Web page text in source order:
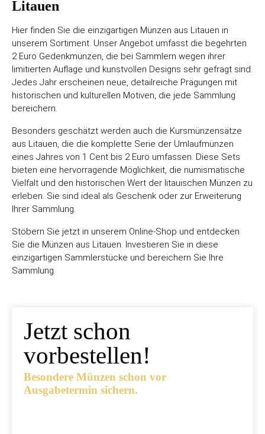
Litauen
Hier finden Sie die einzigartigen Münzen aus Litauen in
unserem Sortiment. Unser Angebot umfasst die begehrten
2 Euro Gedenkmünzen, die bei Sammlern wegen ihrer
limitierten Auflage und kunstvollen Designs sehr gefragt sind.
Jedes Jahr erscheinen neue, detailreiche Prägungen mit
historischen und kulturellen Motiven, die jede Sammlung
bereichern.
Besonders geschätzt werden auch die Kursmünzensätze
aus Litauen, die die komplette Serie der Umlaufmünzen
eines Jahres von 1 Cent bis 2 Euro umfassen. Diese Sets
bieten eine hervorragende Möglichkeit, die numismatische
Vielfalt und den historischen Wert der litauischen Münzen zu
erleben. Sie sind ideal als Geschenk oder zur Erweiterung
Ihrer Sammlung.
Stöbern Sie jetzt in unserem Online-Shop und entdecken
Sie die Münzen aus Litauen. Investieren Sie in diese
einzigartigen Sammlerstücke und bereichern Sie Ihre
Sammlung.
Jetzt schon
vorbestellen!
Besondere Münzen schon vor
Ausgabetermin sichern.